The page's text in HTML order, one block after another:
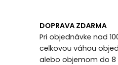
DOPRAVA ZDARMA
Pri objednávke nad
celkovou váhou
alebo objemom do 8